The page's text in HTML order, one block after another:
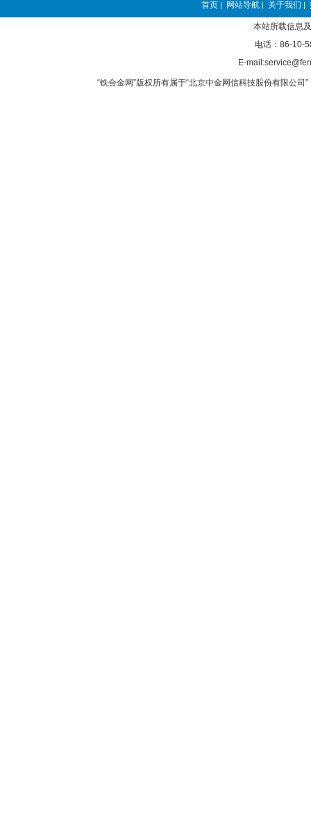
首页 | 网站导航 | 关于我们 |
本站所载信息
电话：86-10-
E-
“铁合金网”版权所有属于“北京中金网信科技股份有限公司